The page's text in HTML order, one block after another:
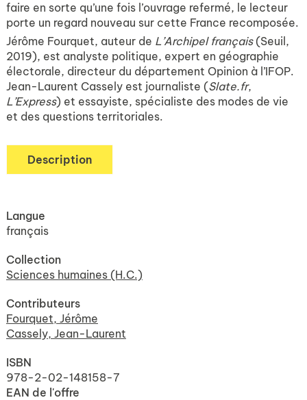
faire en sorte qu’une fois l’ouvrage refermé, le lecteur
porte un regard nouveau sur cette France recomposée.
Jérôme Fourquet, auteur de L’Archipel français(Seuil,
2019), est analyste politique, expert en géographie
électorale, directeur du département Opinion à l’IFOP.
Jean-Laurent Cassely est journaliste (Slate.fr,
L’Express) et essayiste, spécialiste des modes de vie
et des questions territoriales.
Description
Langue
français
Collection
Sciences humaines (H.C.)
Contributeurs
Fourquet, Jérôme
Cassely, Jean-Laurent
ISBN
978-2-02-148158-7
EAN de l'offre